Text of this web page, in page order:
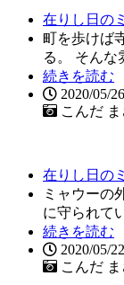
在りし日の
町を歩けば
る。 そんな
続きを読む
2020/05/26
こんだ
在りし日の
ミャウーの
に守られて
続きを読む
2020/05/22
こんだ